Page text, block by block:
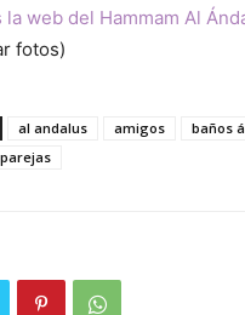
web del Hammam Al
fotos)
al andalus amigos baños
parejas